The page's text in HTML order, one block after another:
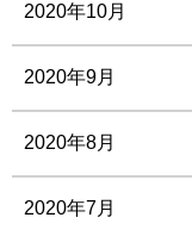
2020年10月
2020年9月
2020年8月
2020年7月